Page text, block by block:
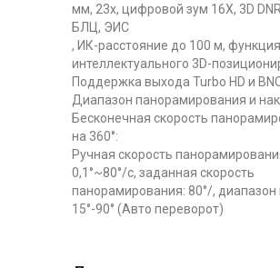
мм, 23x, цифровой зум 16X, 3D
БЛЦ, ЭИС
, ИК-расстояние до 100 м, функция
интеллектуального 3D-
Поддержка выхода Turbo HD и
Диапазон панорамирования и
Бесконечная скорость
на 360°:
Ручная скорость
0,1°~80°/с, заданная скорость
панорамирования: 80°/, диапазон
15°-90° (Авто переворот)